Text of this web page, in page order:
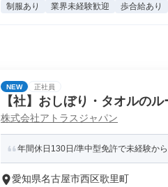
制服あり 業界未経験歓迎 歩合給あり
NEW 正社員
【社】おしぼり・タオルの
株式会社アトラスジャパン
年間休日130日/準中型免許で未経験か
愛知県名古屋市西区歌里町